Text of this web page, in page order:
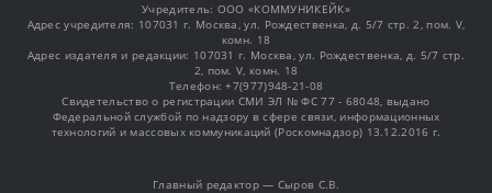
Учредитель: OOO «КОММУНИКЕЙК»
Адрес учредителя: 107031 г. Москва, ул. Рождественка, д. 5/7 стр. 2, пом. V,
комн. 18
Адрес издателя и редакции: 107031 г. Москва, ул. Рождественка, д. 5/7 стр.
2, пом. V, комн. 18
Телефон: +7(977)948-21-08
Свидетельство о регистрации СМИ ЭЛ № ФС 77 - 68048, выдано
Федеральной службой по надзору в сфере связи, информационных
технологий и массовых коммуникаций (Роскомнадзор) 13.12.2016 г.
Главный редактор — Сыров С.В.